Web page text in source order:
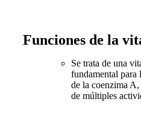
Funciones de la
Se trata de una
fundamental para
de la coenzima A,
de múltiples